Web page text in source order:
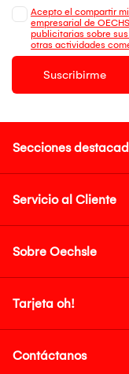
Acepto el compartir
empresarial de
publicitarias sobre
otras actividades
Suscribirme
Secciones
Servicio al Cliente
Sobre Oechsle
Tarjeta oh!
Contáctanos